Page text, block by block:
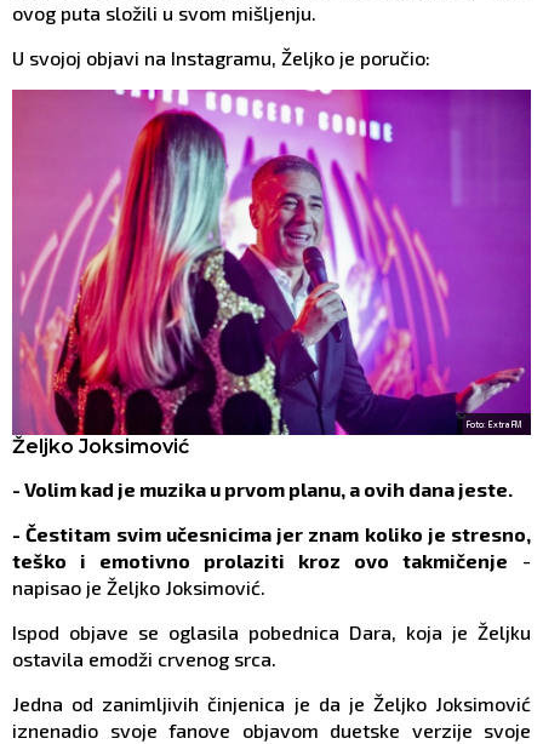
ovog puta složili u svom mišljenju.
U svojoj objavi na Instagramu, Željko je poručio:
Foto: Extra FM
Željko Joksimović
- Volim kad je muzika u prvom planu, a ovih dana jeste.
- Čestitam svim učesnicima jer znam koliko je stresno,
teško i emotivno prolaziti kroz ovo takmičenje -
napisao je Željko Joksimović.
Ispod objave se oglasila pobednica Dara, koja je Željku
ostavila emodži crvenog srca.
Jedna od zanimljivih činjenica je da je Željko Joksimović
iznenadio svoje fanove objavom duetske verzije svoje